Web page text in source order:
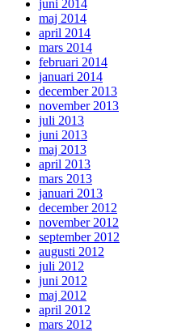
juni 2014
maj 2014
april 2014
mars 2014
februari 2014
januari 2014
december 2013
november 2013
juli 2013
juni 2013
maj 2013
april 2013
mars 2013
januari 2013
december 2012
november 2012
september 2012
augusti 2012
juli 2012
juni 2012
maj 2012
april 2012
mars 2012